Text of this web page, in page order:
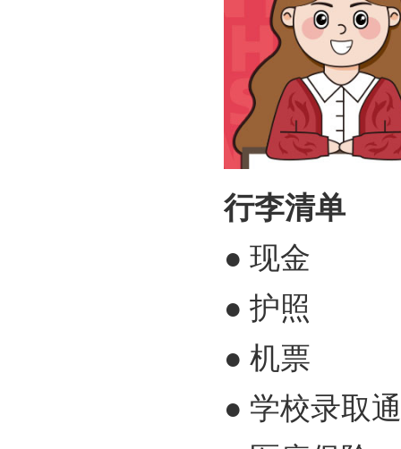
行李清单
● 现金
● 护照
● 机票
● 学校录取